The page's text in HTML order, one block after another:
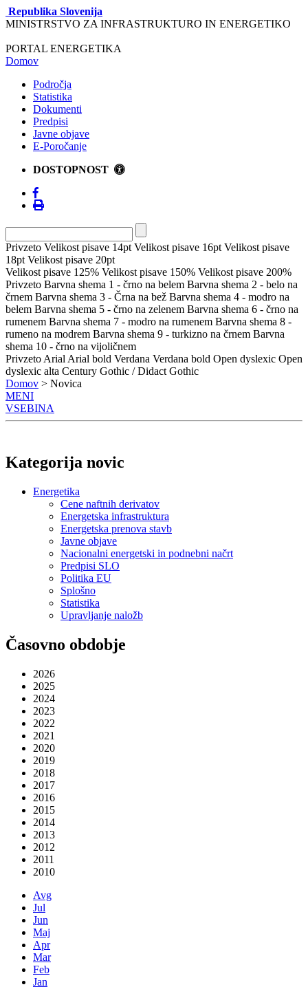
Republika Slovenija
MINISTRSTVO ZA INFRASTRUKTURO IN ENERGETIKO
PORTAL ENERGETIKA
Domov
Področja
Statistika
Dokumenti
Predpisi
Javne objave
E-Poročanje
DOSTOPNOST
Privzeto Velikost pisave 14pt Velikost pisave 16pt Velikost pisave
18pt Velikost pisave 20pt
Velikost pisave 125% Velikost pisave 150% Velikost pisave 200%
Privzeto Barvna shema 1 - črno na belem Barvna shema 2 - belo na
črnem Barvna shema 3 - Črna na bež Barvna shema 4 - modro na
belem Barvna shema 5 - črno na zelenem Barvna shema 6 - črno na
rumenem Barvna shema 7 - modro na rumenem Barvna shema 8 -
rumeno na modrem Barvna shema 9 - turkizno na črnem Barvna
shema 10 - črno na vijoličnem
Privzeto Arial Arial bold Verdana Verdana bold Open dyslexic Open
dyslexic alta Century Gothic / Didact Gothic
Domov > Novica
MENI
VSEBINA
Kategorija novic
Energetika
Cene naftnih derivatov
Energetska infrastruktura
Energetska prenova stavb
Javne objave
Nacionalni energetski in podnebni načrt
Predpisi SLO
Politika EU
Splošno
Statistika
Upravljanje naložb
Časovno obdobje
2026
2025
2024
2023
2022
2021
2020
2019
2018
2017
2016
2015
2014
2013
2012
2011
2010
Avg
Jul
Jun
Maj
Apr
Mar
Feb
Jan